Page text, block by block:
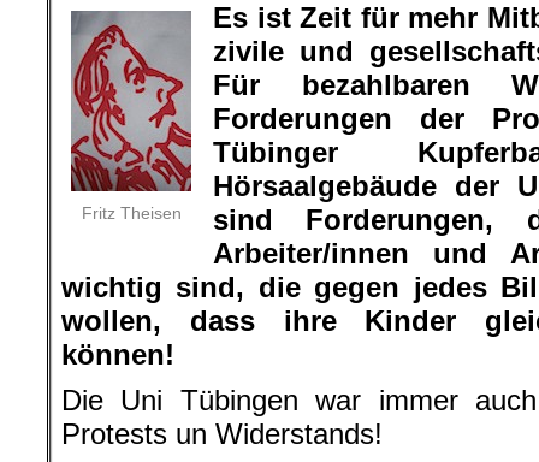
Fritz Theisen
Es ist Zeit für mehr
zivile und
Für bezahlbaren
Forderungen der
Tübinger
Hörsaalgebäude der
sind Forderungen,
Arbeiter/innen und
wichtig sind, die gegen jedes
wollen, dass ihre Kinder
können!
Die Uni Tübingen war immer
Protests un Widerstands!